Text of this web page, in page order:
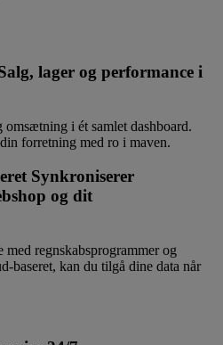
lager og performance i
i ét samlet dashboard.
forretning med ro i maven.
Synkroniserer
og dit
regnskabsprogrammer og
baseret, kan du tilgå dine data når